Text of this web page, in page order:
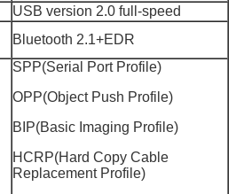
USB version 2.0 full-speed
Bluetooth 2.1+EDR
SPP(Serial Port Profile)
OPP(Object Push Profile)
BIP(Basic Imaging Profile)
HCRP(Hard Copy Cable
Replacement Profile)